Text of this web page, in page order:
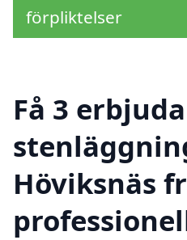
förpliktelser
Få 3
Höviksnäs